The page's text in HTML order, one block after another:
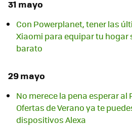
31 mayo
Con Powerplanet, tener las
Xiaomi para equipar tu hogar
barato
29 mayo
No merece la pena esperar al
Ofertas de Verano ya te
dispositivos Alexa